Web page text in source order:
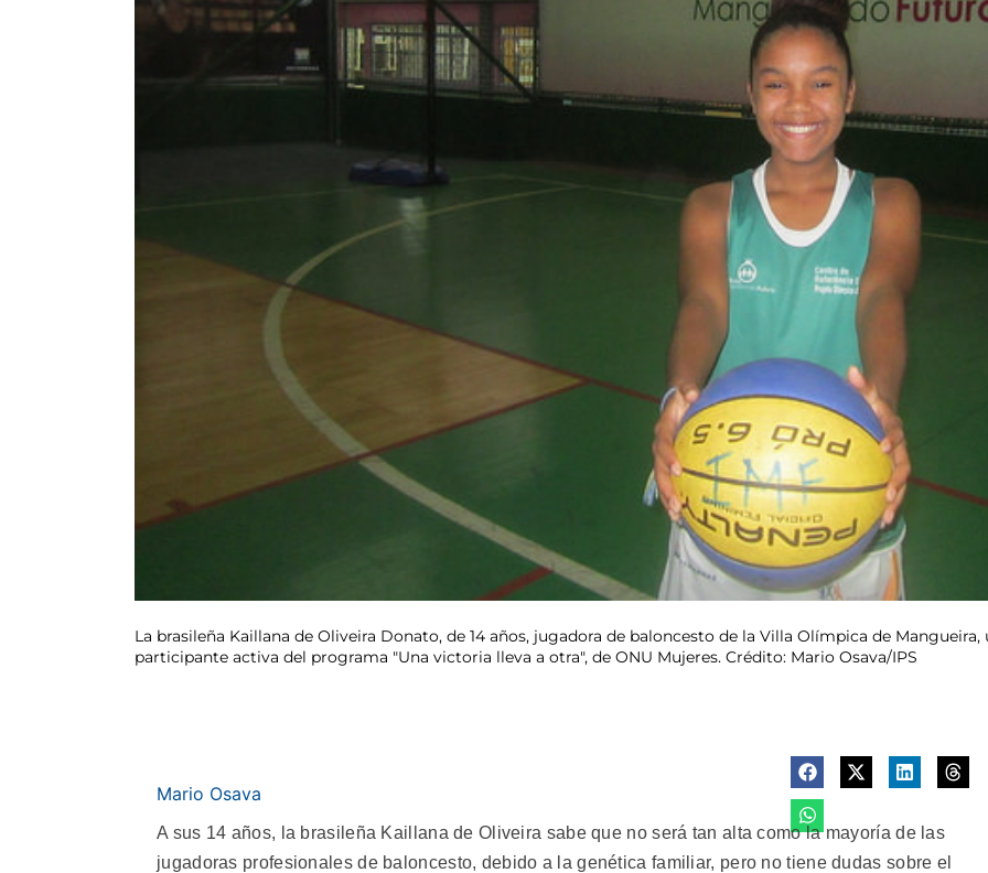
La brasileña Kaillana de Oliveira Donato, de 14 años, jugadora de baloncesto de la Villa Olímpica de
participante activa del programa "Una victoria lleva a otra", de ONU Mujeres. Crédito: Mario Osava/IPS
Mario Osava
A sus 14 años, la brasileña Kaillana de Oliveira sabe que no será tan alta como la mayoría de las
jugadoras profesionales de baloncesto, debido a la genética familiar, pero no tiene dudas sobre el